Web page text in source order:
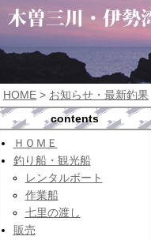
HOME > お知らせ・最新釣果
contents
ＨＯＭＥ
釣り船・観光船
レンタルボート
作業船
七里の渡し
販売